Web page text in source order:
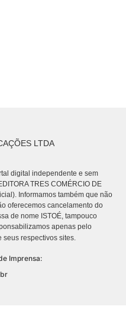
LTDA
digital independente e sem
TRES COMÉRCIO DE
Informamos também que não
oferecemos cancelamento do
de nome ISTOÉ, tampouco
apenas pelo
seus respectivos sites.
Imprensa: